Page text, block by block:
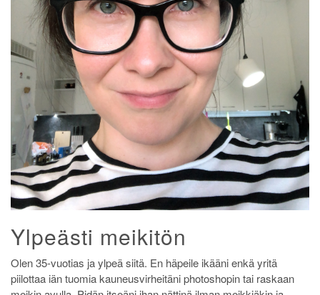
Ylpeästi meikitön
Olen 35-vuotias ja ylpeä siitä. En häpeile ikääni enkä yritä
piilottaa iän tuomia kauneusvirheitäni photoshopin tai raskaan